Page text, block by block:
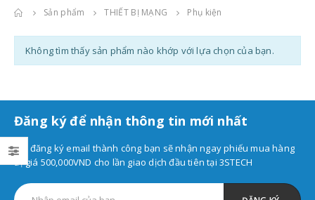
Sản phẩm THIẾT BỊ MẠNG Phụ kiện
Không tìm thấy sản phẩm nào khớp với lựa chọn của bạn.
Đăng ký để nhận thông tin mới nhất
Khi đăng ký email thành công bạn sẽ nhận ngay phiếu mua hàng
trị giá 500,000VND cho lần giao dịch đầu tiên tại 3STECH